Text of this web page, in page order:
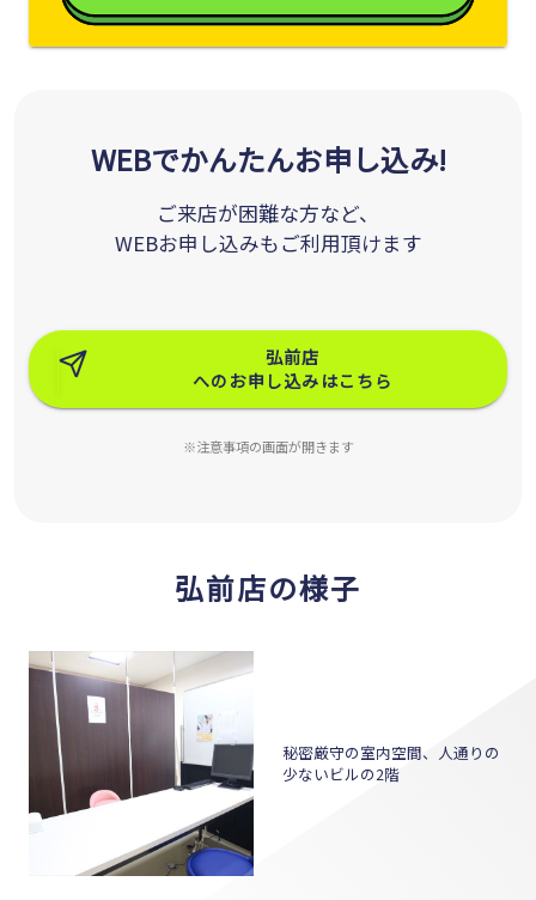
WEBでかんたんお申し込み!
ご来店が困難な方など、
WEBお申し込みもご利用頂けます
弘前店
へのお申し込みはこちら
※注意事項の画面が開きます
弘前店の様子
秘密厳守の室内空間、人通りの
少ないビルの2階